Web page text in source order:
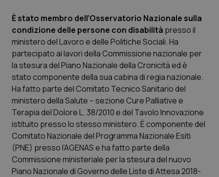
Lombardia
Marche
Molise
Piemonte
Provincia Autonoma di Bolzano
Provincia Autonoma di Trento
Puglia
Dolore
Donna & Salute
Epatiti
HIV
Infezioni & Febbre
Ipertensione & Scompenso
Malattie rare
È stato membro dell’Osservatorio Nazionale sulla
condizione delle persone con disabilità presso il
ministero del Lavoro e delle Politiche Sociali. Ha
partecipato ai lavori della Commissione nazionale per
la stesura del Piano Nazionale della Cronicità ed è
stato componente della sua cabina di regia nazionale.
Ha fatto parte del Comitato Tecnico Sanitario del
ministero della Salute – sezione Cure Palliative e
Terapia del Dolore L. 38/2010 e del Tavolo Innovazione
istituito presso lo stesso ministero. È componente del
Comitato Nazionale del Programma Nazionale Esiti
(PNE) presso l’AGENAS e ha fatto parte della
Commissione ministeriale per la stesura del nuovo
Piano Nazionale di Governo delle Liste di Attesa 2018-